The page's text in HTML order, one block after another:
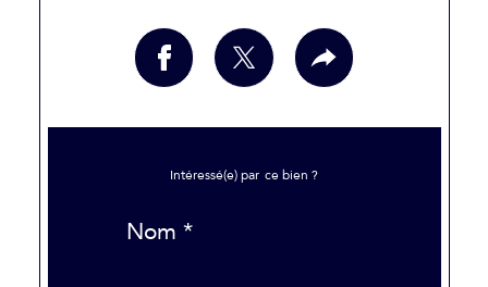
Intéressé(e) par ce bien ?
Nom *